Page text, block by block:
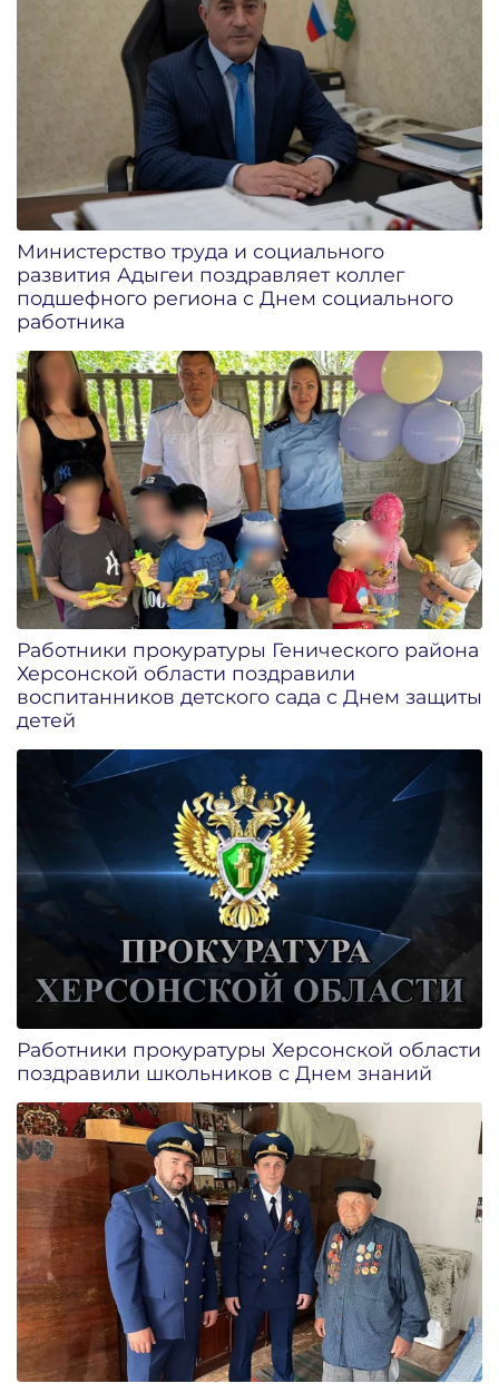
Министерство труда и социального
развития Адыгеи поздравляет коллег
подшефного региона с Днем социального
работника
Работники прокуратуры Генического района
Херсонской области поздравили
воспитанников детского сада с Днем защиты
детей
Работники прокуратуры Херсонской области
поздравили школьников с Днем знаний